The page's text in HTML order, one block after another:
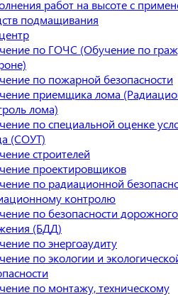
работ на высоте с
подмащивания
по ГОЧС (Обучение по
по пожарной безопасности
приемщика лома
лома)
по специальной оценке
(СОУТ)
строителей
проектировщиков
по радиационной
контролю
по безопасности дорожного
(БДД)
по энергоаудиту
по экологии и
по монтажу, техническому